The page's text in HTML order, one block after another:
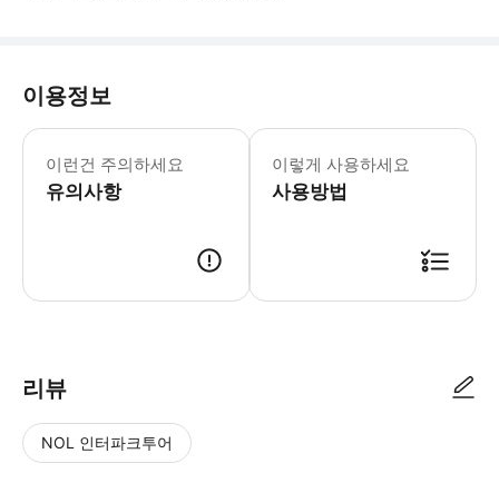
이용정보
이런건 주의하세요
유의사항
- 본 투어는 최소 인원 미만 모객 시,
이렇게 사용하세요
사용방법
리뷰
NOL 인터파크투어